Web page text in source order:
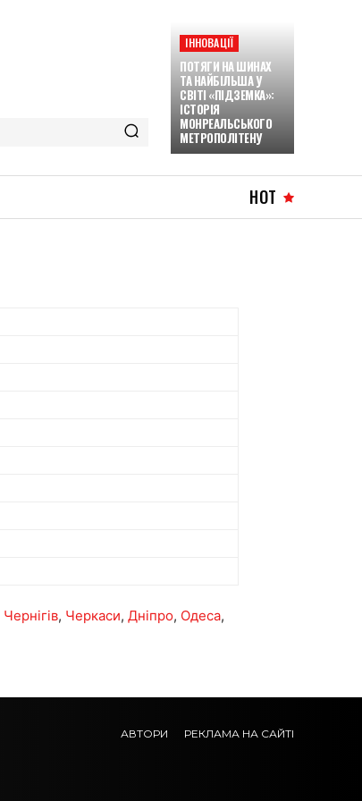
ІННОВАЦІЇ
ПОТЯГИ НА ШИНАХ
ТА НАЙБІЛЬША У
СВІТІ «ПІДЗЕМКА»:
ІСТОРІЯ
МОНРЕАЛЬСЬКОГО
МЕТРОПОЛІТЕНУ
HOT
Чернігів, Черкаси, Дніпро, Одеса,
АВТОРИ РЕКЛАМА НА САЙТІ